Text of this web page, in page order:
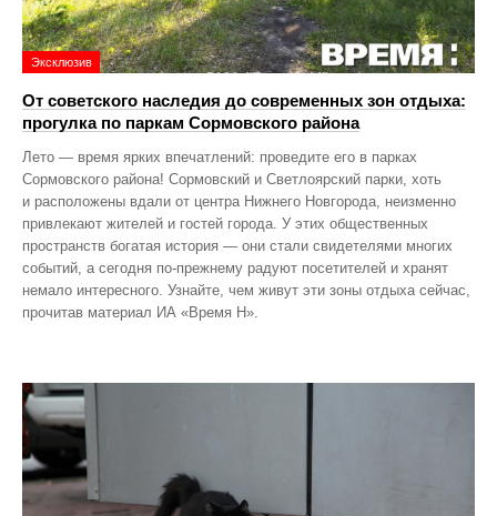
Эксклюзив
От советского наследия до современных зон отдыха:
прогулка по паркам Сормовского района
Лето — время ярких впечатлений: проведите его в парках
Сормовского района! Сормовский и Светлоярский парки, хоть
и расположены вдали от центра Нижнего Новгорода, неизменно
привлекают жителей и гостей города. У этих общественных
пространств богатая история — они стали свидетелями многих
событий, а сегодня по‑прежнему радуют посетителей и хранят
немало интересного. Узнайте, чем живут эти зоны отдыха сейчас,
прочитав материал ИА «Время Н».